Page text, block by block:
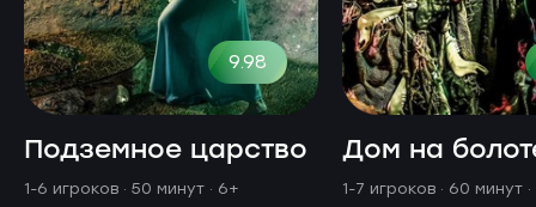
9.98
Подземное царство
1-6 игроков · 50 минут · 6+
Дом на
1-7 игроков · 60 минут